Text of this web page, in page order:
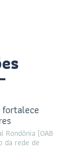
fortalece
Rondônia (OAB
da rede de